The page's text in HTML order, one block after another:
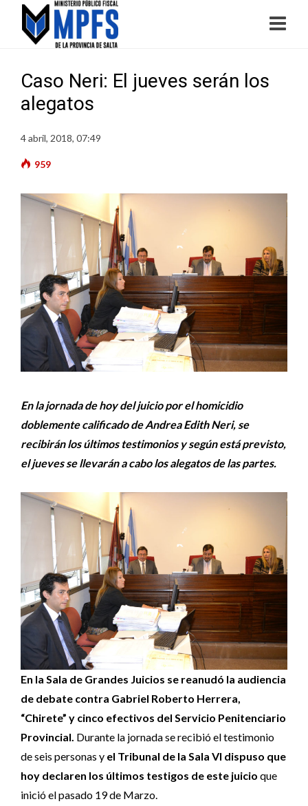
Caso Neri: El jueves serán los
alegatos
4 abril, 2018, 07:49
959
En la jornada de hoy del juicio por el homicidio
doblemente calificado de Andrea Edith Neri, se
recibirán los últimos testimonios y según está previsto,
el jueves se llevarán a cabo los alegatos de las partes.
En la Sala de Grandes Juicios se reanudó la audiencia
de debate contra Gabriel Roberto Herrera,
“Chirete” y cinco efectivos del Servicio Penitenciario
Provincial. Durante la jornada se recibió el testimonio
de seis personas y el Tribunal de la Sala VI dispuso que
hoy declaren los últimos testigos de este juicio que
inició el pasado 19 de Marzo.